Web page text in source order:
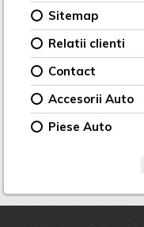
Sitemap
Relatii clienti
Contact
Accesorii Auto
Piese Auto